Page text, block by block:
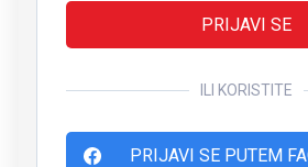
PRIJAVI SE
ILI KORISTITE
PRIJAVI SE PUTEM